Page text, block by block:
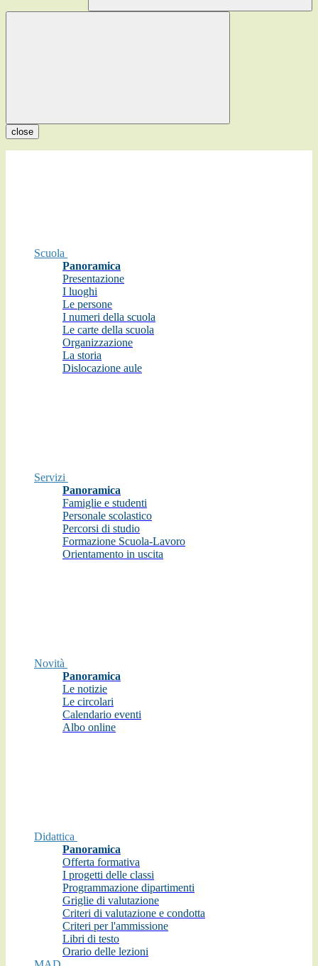
close
Scuola
Panoramica
Presentazione
I luoghi
Le persone
I numeri della scuola
Le carte della scuola
Organizzazione
La storia
Dislocazione aule
Servizi
Panoramica
Famiglie e studenti
Personale scolastico
Percorsi di studio
Formazione Scuola-Lavoro
Orientamento in uscita
Novità
Panoramica
Le notizie
Le circolari
Calendario eventi
Albo online
Didattica
Panoramica
Offerta formativa
I progetti delle classi
Programmazione dipartimenti
Griglie di valutazione
Criteri di valutazione e condotta
Criteri per l'ammissione
Libri di testo
Orario delle lezioni